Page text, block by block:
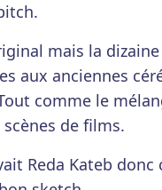
mais la
aux anciennes
comme le
de films.
Reda Kateb donc